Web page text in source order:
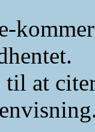
at